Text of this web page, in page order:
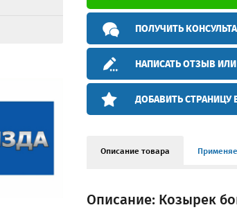
ПОЛУЧИТЬ
НАПИСАТЬ ОТЗЫВ
ДОБАВИТЬ СТРАНИЦУ
Описание товара
Описание: Козырек